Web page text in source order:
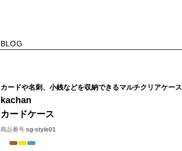
BLOG
カードや名刺、小銭などを収納できるマルチクリアケース
kachan
カードケース
商品番号 sg-style01